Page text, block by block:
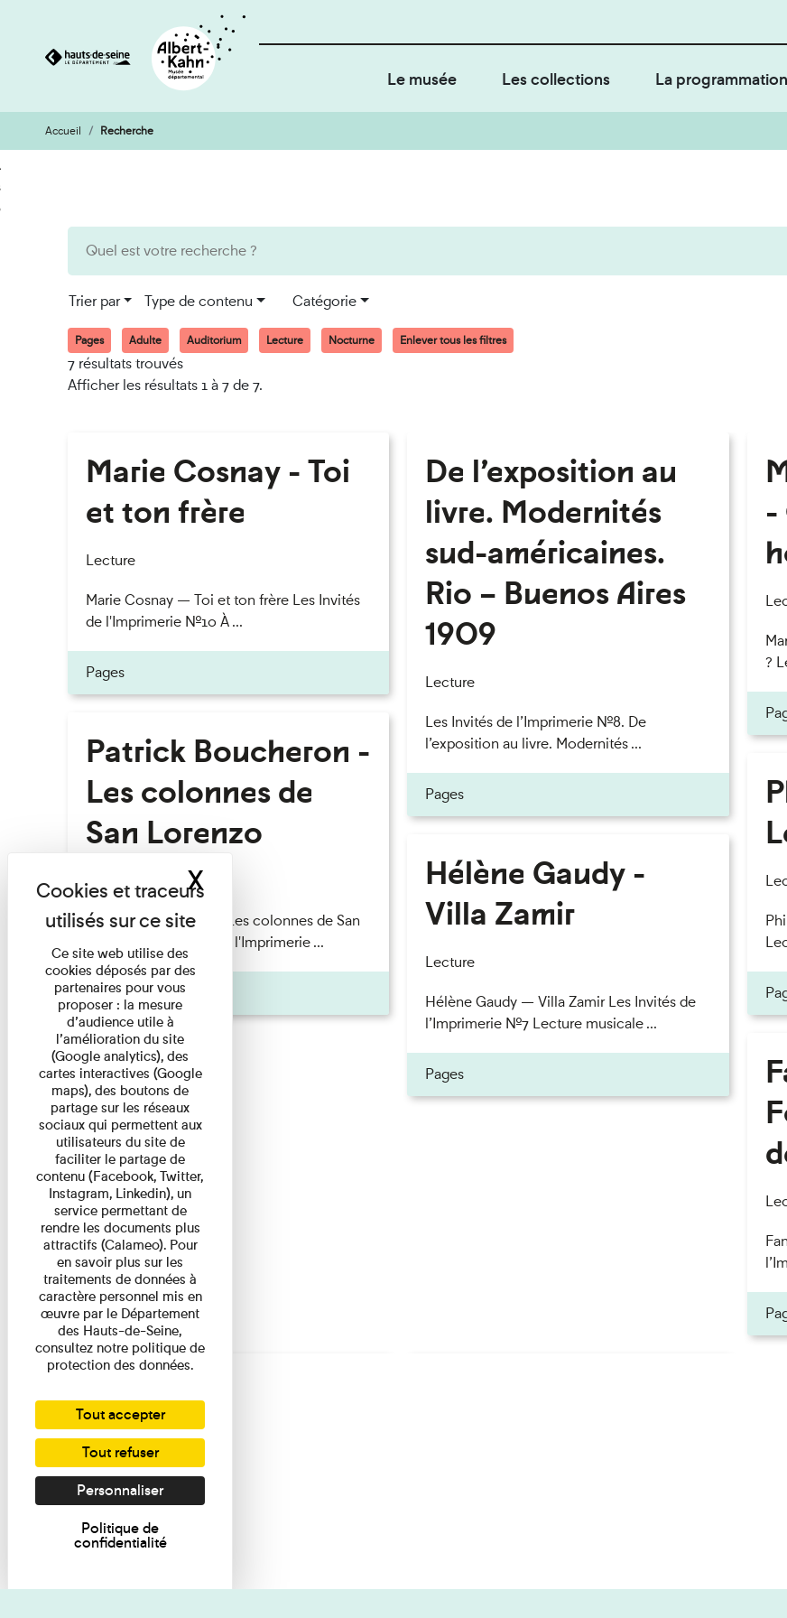
Aller
au
contenu
Aller
à
la
Le musée Les collections La programmation
Accueil Recherche
Trier par Type de contenu Catégorie
Pages Adulte Auditorium Lecture Nocturne Enlever tous les filtres
7 résultats trouvés
Afficher les résultats 1 à 7 de 7.
Marie Cosnay - Toi
et ton frère
Lecture
Marie Cosnay — Toi et ton frère Les Invités
de l'Imprimerie n°10 À ...
Pages
Patrick Boucheron -
Les colonnes de
San Lorenzo
Lecture
Patrick Boucheron — Les colonnes de San
Lorenzo Les Invités de l'Imprimerie ...
Pages
De l’exposition au
livre. Modernités
sud-américaines.
Rio – Buenos Aires
1909
Lecture
Les Invités de l’Imprimerie n°8. De
l’exposition au livre. Modernités ...
Pages
Hélène Gaudy -
Villa Zamir
Lecture
Hélène Gaudy — Villa Zamir Les Invités de
l’Imprimerie n°7 Lecture musicale ...
Pages
-
?
Ce site web utilise des
cookies déposés par des
partenaires pour vous
proposer : la mesure
d’audience utile à
l’amélioration du site
(Google analytics), des
cartes interactives (Google
maps), des boutons de
partage sur les réseaux
sociaux qui permettent aux
utilisateurs du site de
faciliter le partage de
contenu (Facebook, Twitter,
Instagram, Linkedin), un
service permettant de
rendre les documents plus
attractifs (Calameo). Pour
en savoir plus sur les
traitements de données à
caractère personnel mis en
œuvre par le Département
des Hauts-de-Seine,
consultez notre politique de
protection des données.
Tout accepter
Tout refuser
Personnaliser
Politique de
confidentialité
XMasquer le bandeau des cookies